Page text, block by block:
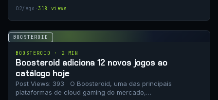
02/ago · 318 views
BOOSTEROID
BOOSTEROID · 2 MIN
Boosteroid adiciona 12 novos jogos ao
catálogo hoje
Post Views: 393 O Boosteroid, uma das principais
plataformas de cloud gaming do mercado,…